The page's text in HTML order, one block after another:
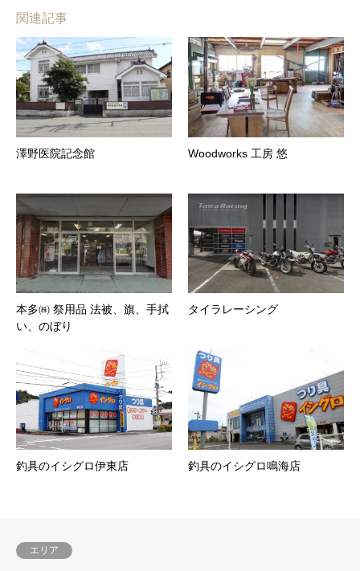
関連記事
澤野医院記念館 Woodworks 工房 悠
本多㈱ 祭用品 法被、旗、手拭
い、のぼり
タイラレーシング
釣具のイシグロ伊東店 釣具のイシグロ鳴海店
エリア